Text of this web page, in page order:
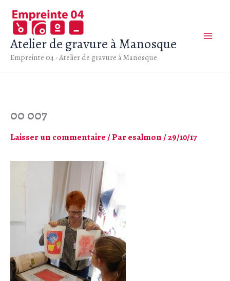
Aller
contenu
Atelier de gravure à Manosque
Empreinte 04 - Atelier de gravure à Manosque
00 007
Laisser un commentaire/ Paresalmon/29/10/17